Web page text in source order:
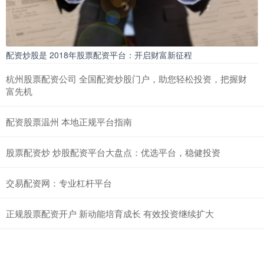
配资炒股是 2018年股票配资平台：开启财富新征程
杭州股票配资公司 全国配资炒股门户，助您轻松投资，把握财
富先机
配资股票温州 本地正规平台指南
股票配资炒 炒股配资平台大盘点：优选平台，稳健投资
交易配资网：专业杠杆平台
正规股票配资开户 新动能培育成长 有效投资继续扩大